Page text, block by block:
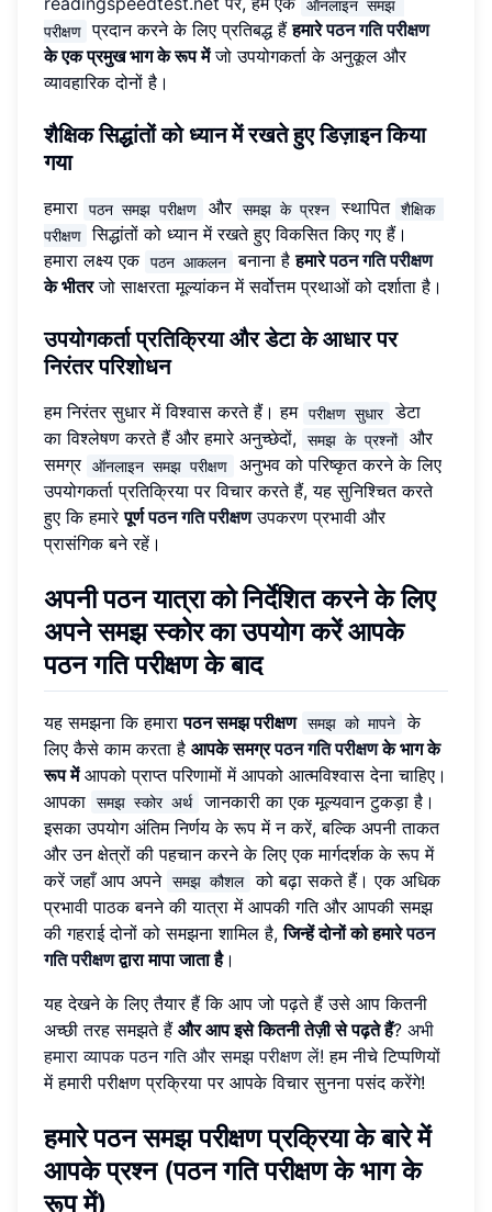
ऑनलाइन समझ
परीक्षण प्रदान करने के लिए प्रतिबद्ध हैंहमारेपठन गति परीक्षण
के एक प्रमुख भाग के रूप मेंजो उपयोगकर्ता के अनुकूल और
व्यावहारिक दोनों है।
शैक्षिक सिद्धांतों को ध्यान में रखते हुए डिज़ाइन किया
गया
हमारा पठन समझ परीक्षण और समझ के प्रश्न स्थापित शैक्षिक
परीक्षण सिद्धांतों को ध्यान में रखते हुए विकसित किए गए हैं।
हमारा लक्ष्य एक पठन आकलन बनाना हैहमारेपठन गति परीक्षण
के भीतरजो साक्षरता मूल्यांकन में सर्वोत्तम प्रथाओं को दर्शाता है।
उपयोगकर्ता प्रतिक्रिया और डेटा के आधार पर
निरंतर परिशोधन
हम निरंतर सुधार में विश्वास करते हैं। हम परीक्षण सुधार डेटा
का विश्लेषण करते हैं और हमारे अनुच्छेदों,
समझ के प्रश्नों
और
समग्र ऑनलाइन समझ परीक्षण
अनुभव को परिष्कृत करने के लिए
उपयोगकर्ता प्रतिक्रिया पर विचार करते हैं, यह सुनिश्चित करते
हुए कि हमारेपूर्णपठन गति परीक्षणउपकरण प्रभावी और
प्रासंगिक बने रहें।
अपनी पठन यात्रा को निर्देशित करने के लिए
अपने समझ स्कोर का उपयोग करेंआपके
पठन गति परीक्षण के बाद
यह समझना कि हमारापठन समझ परीक्षण समझ को मापने
के
लिए कैसे काम करता है आपके समग्रपठन गति परीक्षणके भाग के
रूप मेंआपको प्राप्त परिणामों में आपको आत्मविश्वास देना चाहिए।
आपका
समझ स्कोर अर्थ जानकारी का एक मूल्यवान टुकड़ा है।
इसका उपयोग अंतिम निर्णय के रूप में न करें, बल्कि अपनी ताकत
और उन क्षेत्रों की पहचान करने के लिए एक मार्गदर्शक के रूप में
करें जहाँ आप अपने समझ कौशल को बढ़ा सकते हैं। एक अधिक
प्रभावी पाठक बनने की यात्रा में आपकी गति और आपकी समझ
की गहराई दोनों को समझना शामिल है,जिन्हें दोनों को हमारेपठन
गति परीक्षणद्वारा मापा जाता है।
यह देखने के लिए तैयार हैं कि आप जो पढ़ते हैं उसे आप कितनी
अच्छी तरह समझते हैं और आप इसे कितनी तेज़ी से पढ़ते हैं? अभी
हमारा व्यापक पठन गति और समझ परीक्षण लें! हम नीचे टिप्पणियों
में हमारी परीक्षण प्रक्रिया पर आपके विचार सुनना पसंद करेंगे!
हमारे पठन समझ परीक्षण प्रक्रिया के बारे में
आपके प्रश्न(पठन गति परीक्षण के भाग के
रूप में)